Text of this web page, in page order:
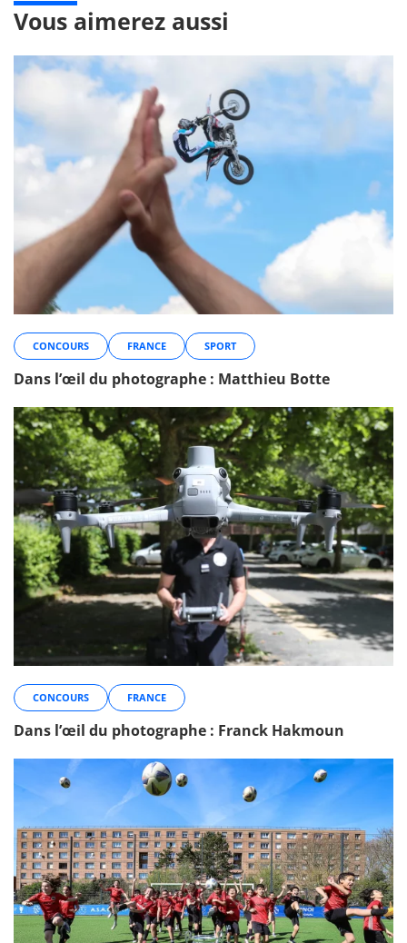
Vous aimerez aussi
CONCOURS FRANCE SPORT
Dans l’œil du photographe : Matthieu Botte
CONCOURS FRANCE
Dans l’œil du photographe : Franck Hakmoun